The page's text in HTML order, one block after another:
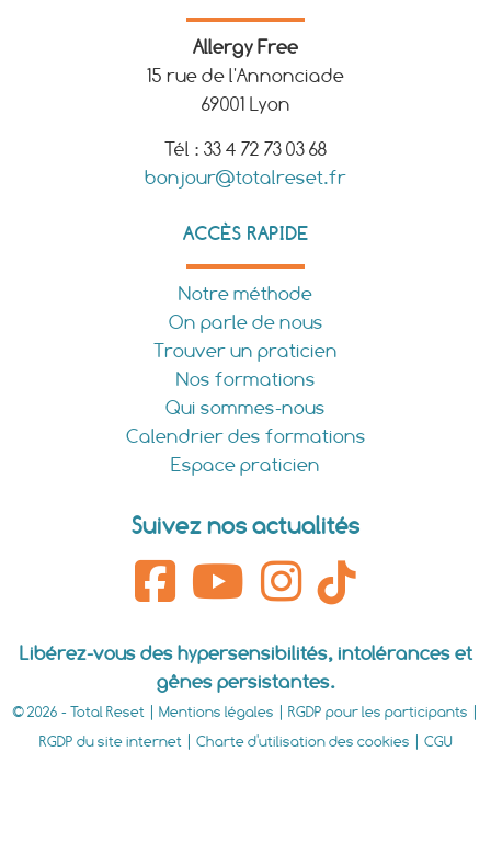
Allergy Free
15 rue de l'Annonciade
69001 Lyon
Tél : 33 4 72 73 03 68
bonjour@totalreset.fr
ACCÈS RAPIDE
Notre méthode
On parle de nous
Trouver un praticien
Nos formations
Qui sommes-nous
Calendrier des formations
Espace praticien
Suivez nos actualités
Libérez-vous des hypersensibilités, intolérances et
gênes persistantes.
© 2026 - Total Reset | Mentions légales RGDP pour les participants
RGDP du site internet
Charte d'utilisation des cookies CGU